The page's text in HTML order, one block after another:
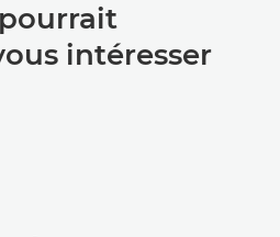
intéresser